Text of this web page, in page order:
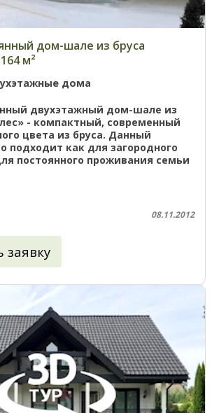
дом-шале из бруса
м²
дома
двухэтажный дом-шале из
- компактный, современный
цвета из бруса. Данный
подходит как для загородного
постоянного проживания семьи
...
08.11.2012
заявку